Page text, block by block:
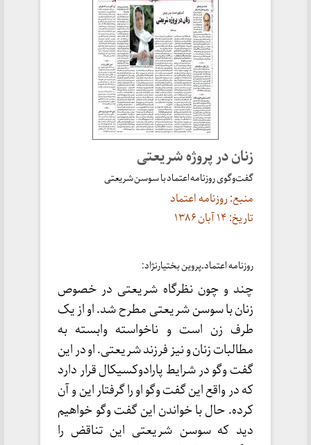
زنان در پروژه شریعتی
گفت‌وگوی روزنامه اعتماد با سوسن شریعتی
منبع: روزنامه اعتماد
تاریخ: ۱۴ آبان ۱۳۸۶
روزنامه اعتماد ـ پروین بختیارنژاد:
چند و چون نظرگاه شریعتی در خصوص
زنان با سوسن شریعتی مطرح شد. او از یک
طرف زن است و ناخواسته وابسته به
مطالبات زنان و نیز فرزند شریعتی. او در این
گفت وگو در شرایط پارادوکسیکال قرار دارد
که در واقع این گفت وگو او را گرفتار این و آن
کرده. حال با خواندن این گفت وگو خواهیم
دید که سوسن شریعتی این تناقض را